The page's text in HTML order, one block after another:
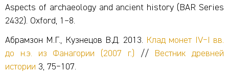
Aspects of archaeology and ancient history (BAR Series
2432). Oxford, 1–8.
Абрамзон М.Г., Кузнецов В.Д. 2013. Клад монет IV‒I вв.
до н.э. из Фанагории (2007 г.) //
Вестник древней
истории 3, 75‒107.